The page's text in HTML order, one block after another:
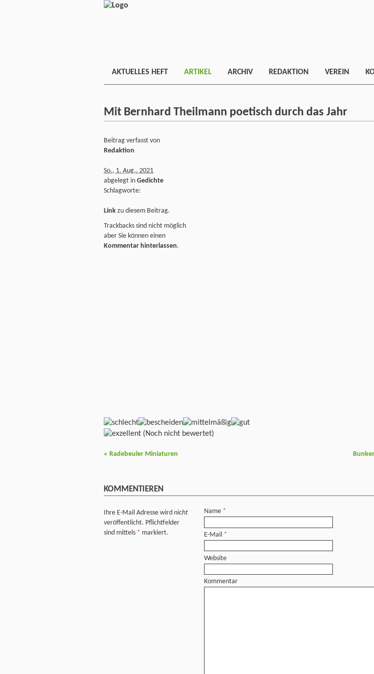
AKTUELLES HEFT ARTIKEL ARCHIV REDAKTION VEREIN
Mit Bernhard Theilmann poetisch durch das Jahr
Beitrag verfasst von
Redaktion
So., 1. Aug.. 2021
abgelegt in Gedichte
Schlagworte:
Link zu diesem Beitrag.
Trackbacks sind nicht möglich
aber Sie können einen
Kommentar hinterlassen.
(Noch nicht bewertet)
« Radebeuler Miniaturen
KOMMENTIEREN
Ihre E-Mail Adresse wird nicht
veröffentlicht. Pflichtfelder
sind mittels * markiert.
Name *
E-Mail *
Website
Kommentar